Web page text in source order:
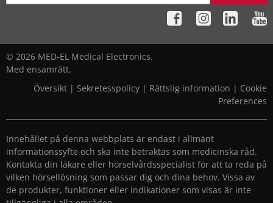
© 2026 MED-EL Medical Electronics.
Med ensamrätt.
Översikt | Sekretesspolicy | Rättslig information | Cookie
Preferences
Innehållet på denna webbplats är endast i allmänt
informationssyfte och ska inte betraktas som medicinska råd.
Kontakta din läkare eller hörselvårdsspecialist för att ta reda på
vilken hörsellösning som passar dig och dina behov. Vissa av
de produkter, funktioner eller indikationer som visas är inte